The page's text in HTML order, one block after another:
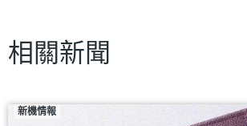
相關新聞
新機情報